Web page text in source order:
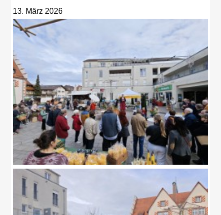
13. März 2026